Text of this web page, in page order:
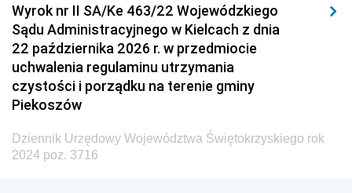
Wyrok nr II SA/Ke 463/22 Wojewódzkiego
Sądu Administracyjnego w Kielcach z dnia
22 października 2026 r. w przedmiocie
uchwalenia regulaminu utrzymania
czystości i porządku na terenie gminy
Piekoszów
Dziennik Urzędowy Województwa Świętokrzyskiego rok
2024 poz. 3716